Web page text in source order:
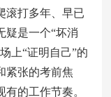
滚打多年、早已
疑是一个“坏消
上“证明自己”的
紧张的考前焦
的工作节奏。